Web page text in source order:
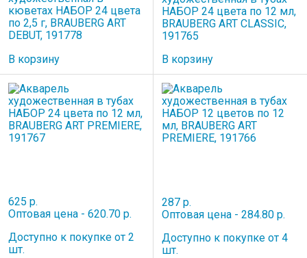
кюветах НАБОР 24 цвета
по 2,5 г, BRAUBERG ART
DEBUT, 191778
В корзину
НАБОР 24 цвета по 12 мл,
BRAUBERG ART CLASSIC,
191765
В корзину
625 р.
Оптовая цена - 620.70 р.
Доступно к покупке от 2
шт.
287 р.
Оптовая цена - 284.80 р.
Доступно к покупке от 4
шт.